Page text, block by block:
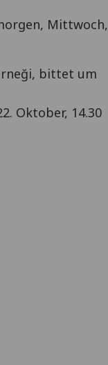
Mittwoch,
bittet um
Oktober, 14.30